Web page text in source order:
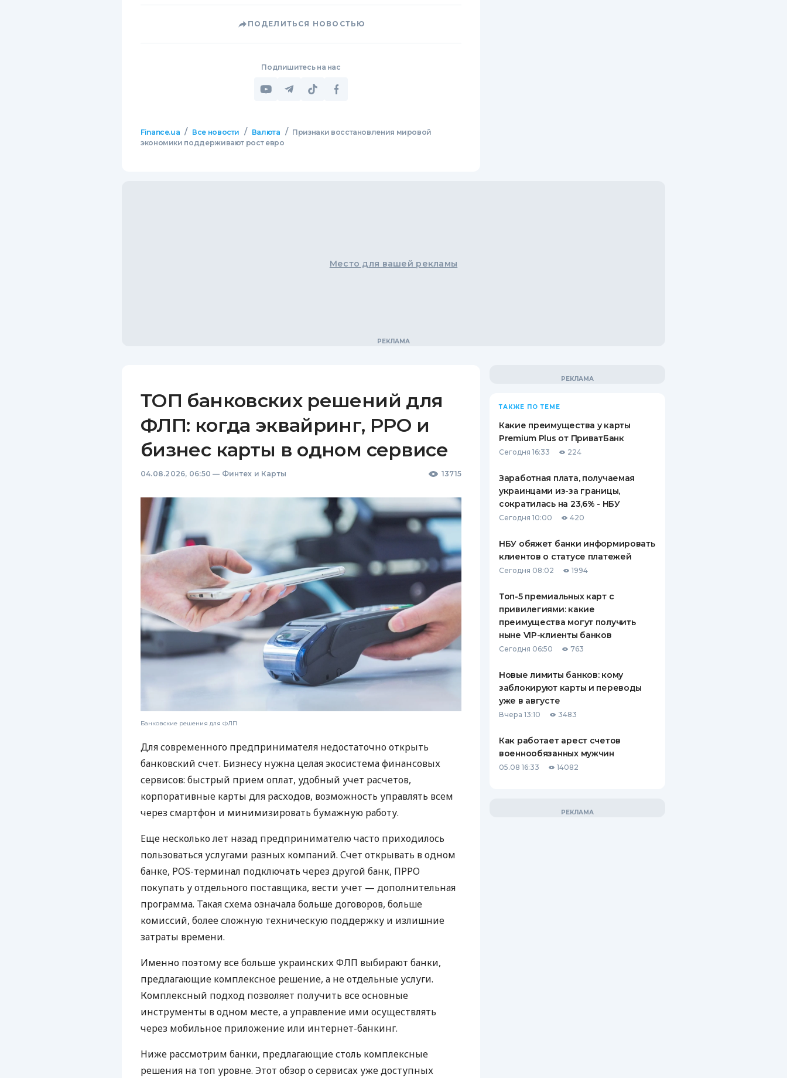
ПОДЕЛИТЬСЯ НОВОСТЬЮ
Подпишитесь на нас
Finance.ua / Все новости / Валюта / Признаки восстановления мировой
экономики поддерживают рост евро
Место для вашей рекламы
ТОП банковских решений для
ФЛП: когда эквайринг, РРО и
бизнес карты в одном сервисе
04.08.2026, 06:50 — Финтех и Карты 13715
Банковские решения для ФЛП
Для современного предпринимателя недостаточно открыть
банковский счет. Бизнесу нужна целая экосистема финансовых
сервисов: быстрый прием оплат, удобный учет расчетов,
корпоративные карты для расходов, возможность управлять всем
через смартфон и минимизировать бумажную работу.
Еще несколько лет назад предпринимателю часто приходилось
пользоваться услугами разных компаний. Счет открывать в одном
банке, POS-терминал подключать через другой банк, ПРРО
покупать у отдельного поставщика, вести учет — дополнительная
программа. Такая схема означала больше договоров, больше
комиссий, более сложную техническую поддержку и излишние
затраты времени.
Именно поэтому все больше украинских ФЛП выбирают банки,
предлагающие комплексное решение, а не отдельные услуги.
Комплексный подход позволяет получить все основные
инструменты в одном месте, а управление ими осуществлять
через мобильное приложение или интернет-банкинг.
Ниже рассмотрим банки, предлагающие столь комплексные
решения на топ уровне. Этот обзор о сервисах уже доступных
ТАКЖЕ ПО ТЕМЕ
Какие преимущества у карты
Premium Plus от ПриватБанк
Сегодня 16:33 224
Заработная плата, получаемая
украинцами из-за границы,
сократилась на 23,6% - НБУ
Сегодня 10:00 420
НБУ обяжет банки информировать
клиентов о статусе платежей
Сегодня 08:02 1994
Топ-5 премиальных карт с
привилегиями: какие
преимущества могут получить
ныне VIP-клиенты банков
Сегодня 06:50 763
Новые лимиты банков: кому
заблокируют карты и переводы
уже в августе
Вчера 13:10 3483
Как работает арест счетов
военнообязанных мужчин
05.08 16:33 14082